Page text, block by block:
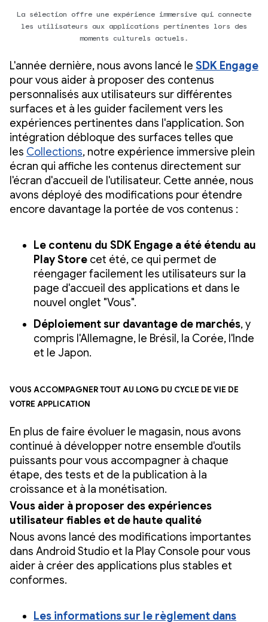
La sélection offre une expérience immersive qui connecte
les utilisateurs aux applications pertinentes lors des
moments culturels actuels.
L'année dernière, nous avons lancé le SDK Engage
pour vous aider à proposer des contenus
personnalisés aux utilisateurs sur différentes
surfaces et à les guider facilement vers les
expériences pertinentes dans l'application. Son
intégration débloque des surfaces telles que
les Collections, notre expérience immersive plein
écran qui affiche les contenus directement sur
l'écran d'accueil de l'utilisateur. Cette année, nous
avons déployé des modifications pour étendre
encore davantage la portée de vos contenus :
Le contenu du SDK Engage a été étendu au
Play Store cet été, ce qui permet de
réengager facilement les utilisateurs sur la
page d'accueil des applications et dans le
nouvel onglet "Vous".
Déploiement sur davantage de marchés, y
compris l'Allemagne, le Brésil, la Corée, l'Inde
et le Japon.
Vous accompagner tout au long du cycle de vie de
votre application
En plus de faire évoluer le magasin, nous avons
continué à développer notre ensemble d'outils
puissants pour vous accompagner à chaque
étape, des tests et de la publication à la
croissance et à la monétisation.
Vous aider à proposer des expériences
utilisateur fiables et de haute qualité
Nous avons lancé des modifications importantes
dans Android Studio et la Play Console pour vous
aider à créer des applications plus stables et
conformes.
Les informations sur le règlement dans